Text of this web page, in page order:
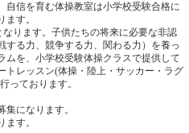
信を育む体操教室は小学校受験合格に
す。
ります。子供たちの将来に必要な非認
する力、競争する力、関わる力）を養っ
ムを、小学校受験体操クラスで提供して
トレッスン(体操・陸上・サッカー・ラグ
っております。
になります。
す。